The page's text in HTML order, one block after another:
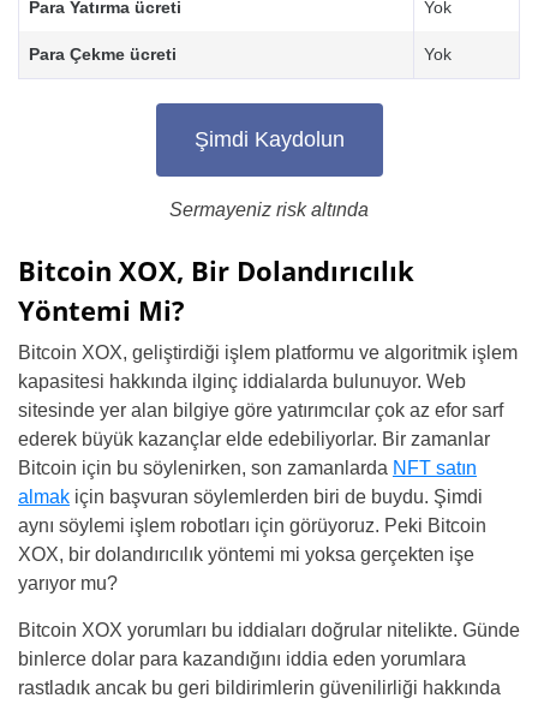
Para Yatırma ücreti Yok
Para Çekme ücreti Yok
Şimdi Kaydolun
Sermayeniz risk altında
Bitcoin XOX, Bir Dolandırıcılık
Yöntemi Mi?
Bitcoin XOX, geliştirdiği işlem platformu ve algoritmik işlem
kapasitesi hakkında ilginç iddialarda bulunuyor. Web
sitesinde yer alan bilgiye göre yatırımcılar çok az efor sarf
ederek büyük kazançlar elde edebiliyorlar. Bir zamanlar
Bitcoin için bu söylenirken, son zamanlarda NFT satın
almak için başvuran söylemlerden biri de buydu. Şimdi
aynı söylemi işlem robotları için görüyoruz. Peki Bitcoin
XOX, bir dolandırıcılık yöntemi mi yoksa gerçekten işe
yarıyor mu?
Bitcoin XOX yorumları bu iddiaları doğrular nitelikte. Günde
binlerce dolar para kazandığını iddia eden yorumlara
rastladık ancak bu geri bildirimlerin güvenilirliği hakkında